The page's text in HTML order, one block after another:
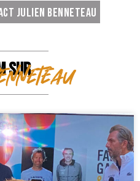
Julien Benneteau
SUR